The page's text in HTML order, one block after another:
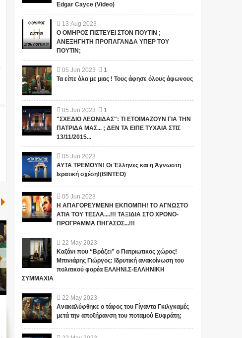
"ΣΧΕΔΙΟ ΛΕΩΝΙΔΑΣ": ΤΙ
ΕΤΟΙΜΑΖΟΥΝ ΓΙΑ ΤΗΝ
ΠΑΤΡΙΔΑ ΜΑΣ... ; ΔΕΝ ΤΑ
ΑΥΤΑ ΤΡΕΜΟΥΝ! Οι
Έλληνες και η Άγνωστη
Ιερατική σχέση!(ΒΙΝΤΕΟ)
Edgar Cayce (Video)
13 Aug 2023
Ο ΟΜΗΡΟΣ ΠΙΣΤΕΥΕΙ ΣΤΟΝ ΠΟΥΤΙΝ ;
ΑΝΕΞΗΓΗΤΗ ΠΡΟΠΑΓΑΝΔΑ ΥΠΕΡ ΤΟΥ
ΠΟΥΤΙΝ;
05 Jun 2023
1
Τα είπε όλα με μιας ! Τους άφησε όλους άφωνους
05 Jun 2023
1
"ΣΧΕΔΙΟ ΛΕΩΝΙΔΑΣ": ΤΙ ΕΤΟΙΜΑΖΟΥΝ ΓΙΑ ΤΗΝ
ΠΑΤΡΙΔΑ ΜΑΣ... ; ΔΕΝ ΤΑ ΕΙΠΕ ΤΥΧΑΙΑ ΣΤΙΣ
13/11/2015...
05 Jun 2023
ΑΥΤΑ ΤΡΕΜΟΥΝ! Οι Έλληνες και η Άγνωστη
Ιερατική σχέση!(ΒΙΝΤΕΟ)
05 Jun 2023
Η ΑΠΑΓΟΡΕΥΜΕΝΗ ΕΚΠΟΜΠΗ! ΤΟ ΑΓΝΩΣΤΟ
ΑΤΙΑ ΤΟΥ ΤΕΣΛΑ....!!! ΤΑΞΙΔΙΑ ΣΤΟ ΧΡΟΝΟ-
ΠΡΟΓΡΑΜΜΑ ΠΗΓΑΣΟΣ...!!!
22 May 2023
Καζάνι που “Βράζει” ο Πατριωτικος χώρος!
Μπινιάρης Γιώργος: Ιδρυτική ανακοίνωση του
πολιτικού φορέα ΕΛΛΗΝΙ.Σ-ΕΛΛΗΝΙΚΗ
ΣΥΜΜΑΧΙΑ
22 May 2023
Ανακαλύφθηκε ο τάφος του Γίγαντα Γκιλγκαμές
μετά την αποξήρανση του ποταμού Ευφράτη;